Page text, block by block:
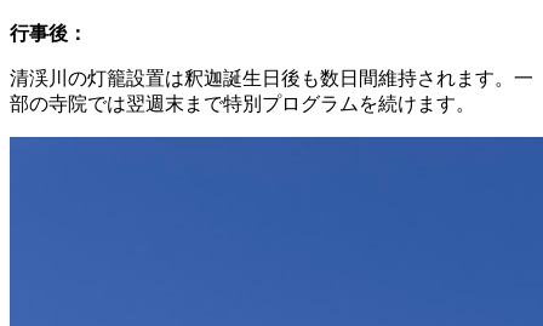
行事後：
清渓川の灯籠設置は釈迦誕生日後も数日間維持されます。一
部の寺院では翌週末まで特別プログラムを続けます。